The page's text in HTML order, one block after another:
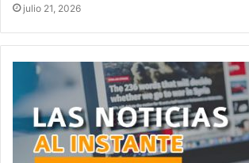
julio 21, 2026